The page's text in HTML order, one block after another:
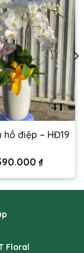
hồ điệp – HĐ19
₫
Floral